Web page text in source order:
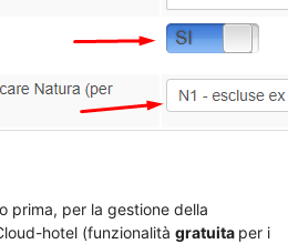
prima, per la gestione della
hotel (funzionalità gratuita per i